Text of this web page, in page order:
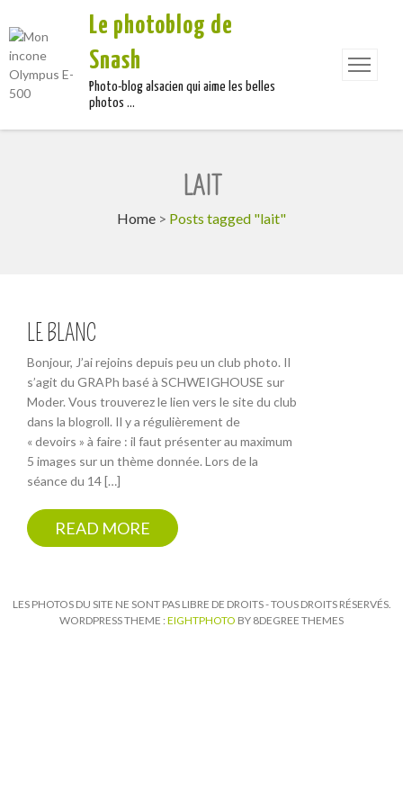
Le photoblog de
Snash
Photo-blog alsacien qui aime les belles
photos …
LAIT
Home > Posts tagged "lait"
LE BLANC
Bonjour, J’ai rejoins depuis peu un club photo. Il
s’agit du GRAPh basé à SCHWEIGHOUSE sur
Moder. Vous trouverez le lien vers le site du club
dans la blogroll. Il y a régulièrement de
« devoirs » à faire : il faut présenter au maximum
5 images sur un thème donnée. Lors de la
séance du 14 […]
READ MORE
LES PHOTOS DU SITE NE SONT PAS LIBRE DE DROITS - TOUS DROITS RÉSERVÉS.
WORDPRESS THEME : EIGHTPHOTO BY 8DEGREE THEMES